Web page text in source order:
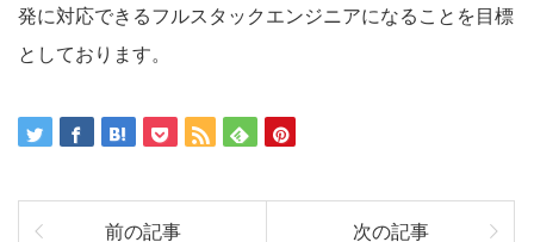
発に対応できるフルスタックエンジニアになることを目標
としております。
前の記事 次の記事